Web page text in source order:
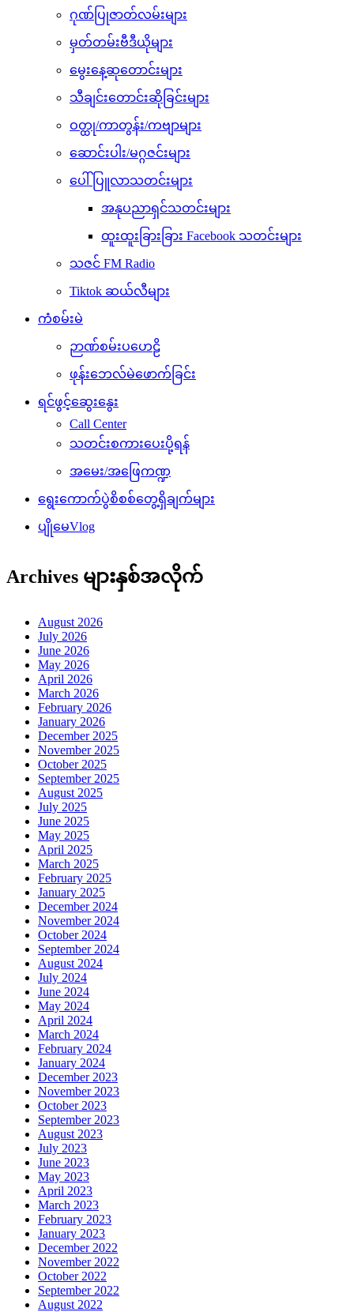
ဂုဏ်ပြုဇာတ်လမ်းများ
မှတ်တမ်းဗီဒီယိုများ
မွေးနေ့ဆုတောင်းများ
သီချင်းတောင်းဆိုခြင်းများ
ဝတ္ထု/ကာတွန်း/ကဗျာများ
ဆောင်းပါး/မဂ္ဂဇင်းများ
ပေါ်ပြူလာသတင်းများ
အနုပညာရှင်သတင်းများ
ထူးထူးခြားခြား Facebook သတင်းများ
သဇင် FM Radio
Tiktok ဆယ်လီများ
ကံစမ်းမဲ
ဉာဏ်စမ်းပဟေဠိ
ဖုန်းဘေလ်မဲဖောက်ခြင်း
ရင်ဖွင့်ဆွေးနွေး
Call Center
သတင်းစကားပေးပို့ရန်
အမေး/အဖြေကဏ္ဍ
ရွေးကောက်ပွဲစိစစ်တွေ့ရှိချက်များ
ပျိုမေVlog
Archives များနှစ်အလိုက်
August 2026
July 2026
June 2026
May 2026
April 2026
March 2026
February 2026
January 2026
December 2025
November 2025
October 2025
September 2025
August 2025
July 2025
June 2025
May 2025
April 2025
March 2025
February 2025
January 2025
December 2024
November 2024
October 2024
September 2024
August 2024
July 2024
June 2024
May 2024
April 2024
March 2024
February 2024
January 2024
December 2023
November 2023
October 2023
September 2023
August 2023
July 2023
June 2023
May 2023
April 2023
March 2023
February 2023
January 2023
December 2022
November 2022
October 2022
September 2022
August 2022